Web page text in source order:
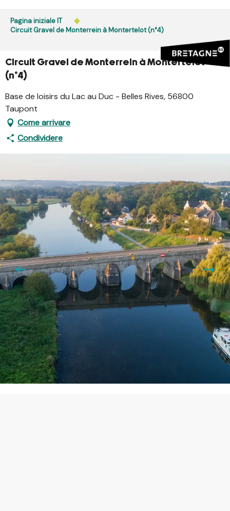
contenu
Pagina iniziale IT
Circuit Gravel de Monterrein à Montertelot (n°4)
Circuit Gravel de Monterrein à Montertelot
(n°4)
Base de loisirs du Lac au Duc - Belles Rives, 56800
Taupont
Come arrivare
Condividere